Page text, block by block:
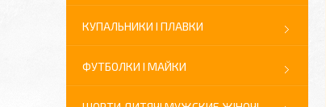
КУПАЛЬНИКИ І ПЛАВКИ
ФУТБОЛКИ І МАЙКИ